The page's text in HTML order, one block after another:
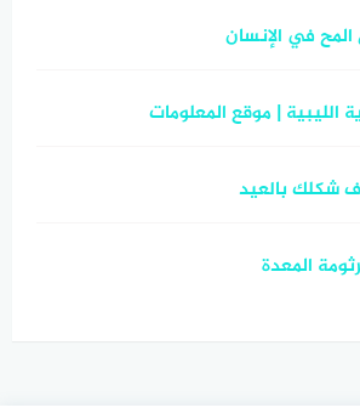
في الإنسان
الليبية | موقع المعلومات
شكلك بالعيد
المعدة